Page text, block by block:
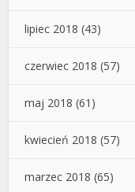
lipiec 2018 (43)
czerwiec 2018 (57)
maj 2018 (61)
kwiecień 2018 (57)
marzec 2018 (65)